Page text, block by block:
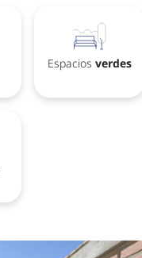
Espacios verdes